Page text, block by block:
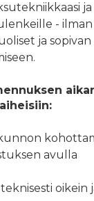
- ilman
ja
avulla
oikein